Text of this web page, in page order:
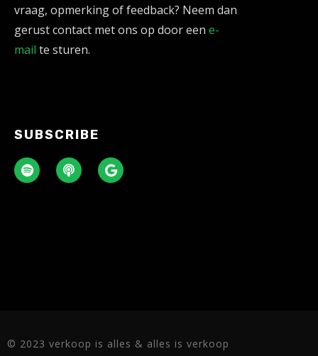
vraag, opmerking of feedback? Neem dan
gerust contact met ons op door een e-
mail te sturen.
SUBSCRIBE
© 2023 verkoop is alles & alles is verkoop